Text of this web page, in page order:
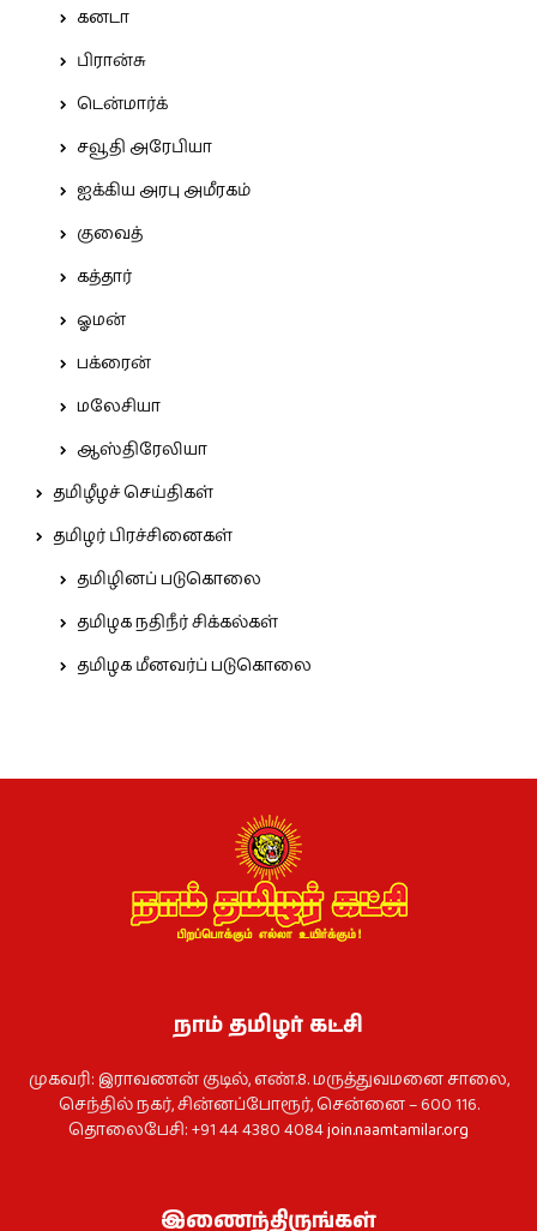
கனடா
பிரான்சு
டென்மார்க்
சவூதி அரேபியா
ஐக்கிய அரபு அமீரகம்
குவைத்
கத்தார்
ஓமன்
பக்ரைன்
மலேசியா
ஆஸ்திரேலியா
தமிழீழச் செய்திகள்
தமிழர் பிரச்சினைகள்
தமிழினப் படுகொலை
தமிழக நதிநீர் சிக்கல்கள்
தமிழக மீனவர்ப் படுகொலை
நாம் தமிழர் கட்சி
முகவரி: இராவணன் குடில், எண்.8. மருத்துவமனை சாலை,
செந்தில் நகர், சின்னப்போரூர், சென்னை – 600 116.
தொலைபேசி: +91 44 4380 4084join.naamtamilar.org
இணைந்திருங்கள்